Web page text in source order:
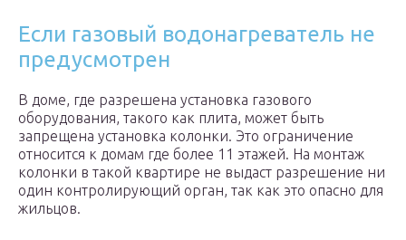
Если газовый водонагреватель не
предусмотрен
В доме, где разрешена установка газового
оборудования, такого как плита, может быть
запрещена установка колонки. Это ограничение
относится к домам где более 11 этажей. На монтаж
колонки в такой квартире не выдаст разрешение ни
один контролирующий орган, так как это опасно для
жильцов.